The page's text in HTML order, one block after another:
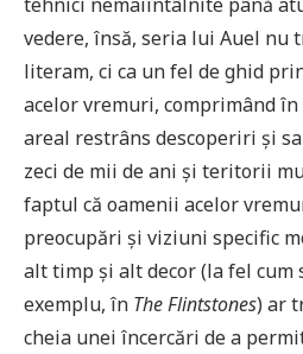
vedere, însă, seria lui Auel nu
literam, ci ca un fel de ghid
acelor vremuri, comprimând
areal restrâns descoperiri și
zeci de mii de ani și teritorii
faptul că oamenii acelor
preocupări și viziuni specific
alt timp și alt decor (la fel cum
exemplu, în The Flintstones) ar
cheia unei încercări de a